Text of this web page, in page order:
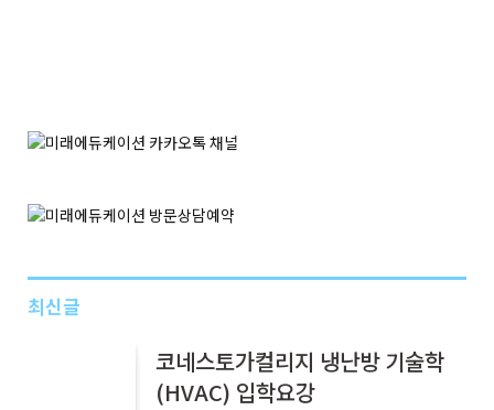
최신글
코네스토가컬리지 냉난방 기술학
(HVAC) 입학요강